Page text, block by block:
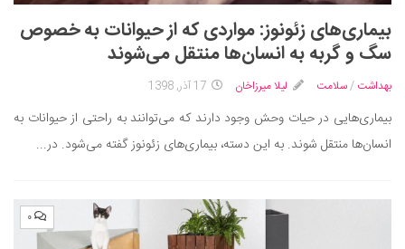
نجوم و هوا فضا
زمین و محیط زیست
خودرو
دانستنی‌ها
طنز
بیماری‌های زئونوز: مواردی که از حیوانات به خصوص
سگ و گربه به انسان‌ها منتقل می‌شوند
بهداشت /سلامت لیلا میرزاخان 17 آذر, 1398
بیماری‌هایی در حیات وحش وجود دارند که می‌توانند به راحتی از حیوانات به
انسان‌ها منتقل شوند. به این دسته، بیماری‌های زئونوز گفته می‌شود. در...
۰